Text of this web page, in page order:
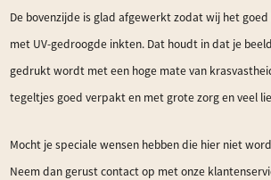
De bovenzijde is glad afgewerkt zodat wij het
met UV-gedroogde inkten. Dat houdt in dat je
gedrukt wordt met een hoge mate van
tegeltjes goed verpakt en met grote zorg en veel
Mocht je speciale wensen hebben die hier niet
Neem dan gerust contact op met onze